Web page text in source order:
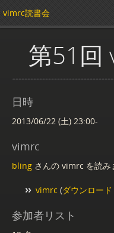
vimrc読書会
第51回
日時
2013/06/22 (土) 23:00-
vimrc
bling さんの vimrc を読み
vimrc (ダウンロード
参加者リスト